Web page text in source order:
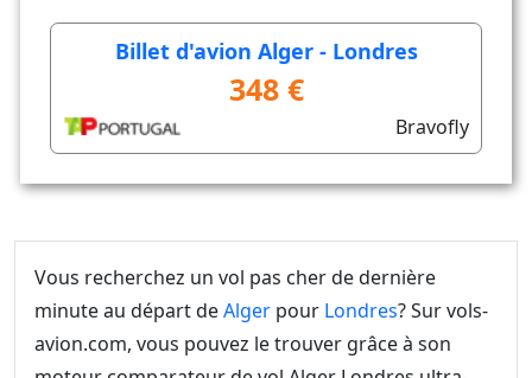
Billet d'avion Alger - Londres
348 €
Bravofly
Vous recherchez un vol pas cher de dernière
minute au départ deAlger pour Londres? Sur vols-
avion.com, vous pouvez le trouver grâce à son